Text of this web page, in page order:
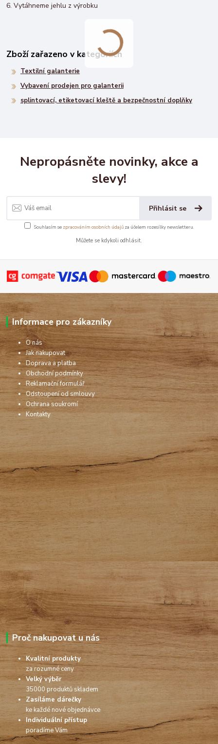
6. Vytáhneme jehlu z výrobku
Zboží zařazeno v kategoriích
Textilní galanterie
Vybavení prodejen pro galanterii
splintovací, etiketovací kleště a bezpečnostní doplňky
Nepropásněte novinky, akce a
slevy!
Přihlásit se
Souhlasím se zpracováním osobních údajůza účelem rozesílky newsletteru.
Můžete se kdykoli odhlásit.
Informace pro zákazníky
O nás
Jak nakupovat
Doprava a platba
Obchodní podmínky
Reklamační formulář
Odstoupení od smlouvy
Ochrana soukromí
Kontakty
Proč nakupovat u nás
Kvalitní produkty
za rozumné ceny
Velký výběr
35000 produktů skladem
Zasíláme dárečky
ke každé nové objednávce
Individuální přístup
poradíme Vám